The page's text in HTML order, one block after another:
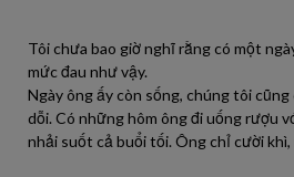
Tôi chưa bao giờ nghĩ rằng có một
mức đau như vậy.
Ngày ông ấy còn sống, chúng tôi cũng
dỗi. Có những hôm ông đi uống rượu
nhải suốt cả buổi tối. Ông chỉ cười